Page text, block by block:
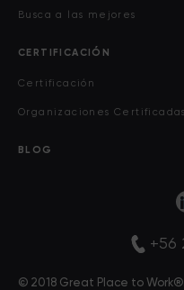
Busca a las mejores
CERTIFICACIÓN
Certificación
Organizaciones Certificadas
BLOG
+56
© 2018 Great Place to